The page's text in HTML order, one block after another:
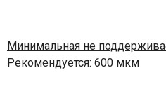
Минимальная не
Рекомендуется: 600 мкм